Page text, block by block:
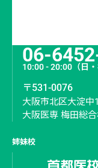
06-
10:00 - 20:00 （日
〒531-0076
大阪市北区大淀中
大阪医専 梅田総
姉妹校